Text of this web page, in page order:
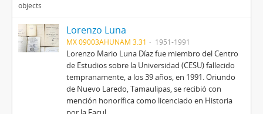
objects
Lorenzo Luna
MX 09003AHUNAM 3.31 1951-1991
Lorenzo Mario Luna Díaz fue miembro del Centro
de Estudios sobre la Universidad (CESU) fallecido
tempranamente, a los 39 años, en 1991. Oriundo
de Nuevo Laredo, Tamaulipas, se recibió con
mención honorífica como licenciado en Historia